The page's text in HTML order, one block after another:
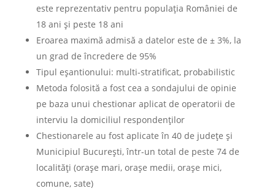
este reprezentativ pentru populația României de
18 ani și peste 18 ani
Eroarea maximă admisă a datelor este de ± 3%, la
un grad de încredere de 95%
Tipul eșantionului: multi-stratificat, probabilistic
Metoda folosită a fost cea a sondajului de opinie
pe baza unui chestionar aplicat de operatorii de
interviu la domiciliul respondenţilor
Chestionarele au fost aplicate în 40 de județe și
Municipiul București, într-un total de peste 74 de
localități (orașe mari, orașe medii, orașe mici,
comune, sate)